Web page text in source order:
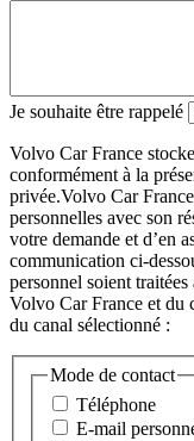
Je souhaite être rappelé
Volvo Car France
conformément à la
privée.Volvo Car
personnelles avec son
votre demande et d’en
communication ci-
personnel soient
Volvo Car France et du
du canal sélectionné :
Mode de contact
Téléphone
E-mail